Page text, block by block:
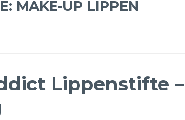
MAKE-UP LIPPEN
Lippenstifte